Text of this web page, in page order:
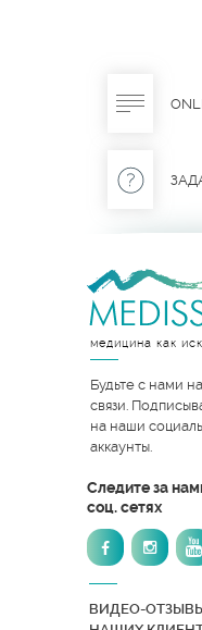
медицина как
Будьте с нами на
связи.
на наши
аккаунты.
Следите за
соц. сетях
ВИДЕО-